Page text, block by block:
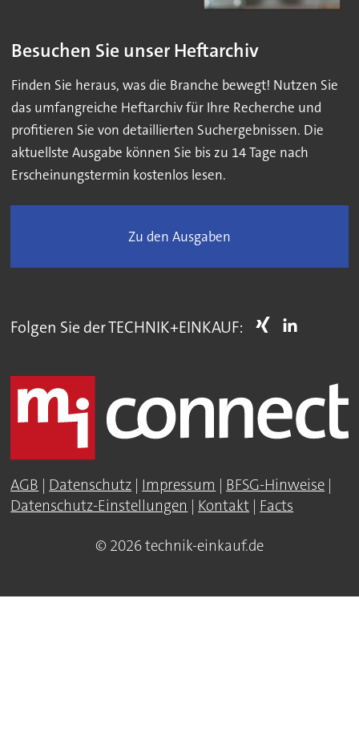
Besuchen Sie unser Heftarchiv
Finden Sie heraus, was die Branche bewegt! Nutzen Sie
das umfangreiche Heftarchiv für Ihre Recherche und
profitieren Sie von detaillierten Suchergebnissen. Die
aktuellste Ausgabe können Sie bis zu 14 Tage nach
Erscheinungstermin kostenlos lesen.
Zu den Ausgaben
Folgen Sie der TECHNIK+EINKAUF:
AGB | Datenschutz | Impressum | BFSG-Hinweise |
Datenschutz-Einstellungen | Kontakt | Facts
© 2026 technik-einkauf.de